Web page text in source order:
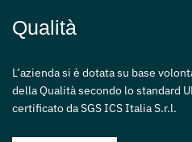
Qualità
L’azienda si è dotata su base
della Qualità secondo lo standard
certificato da SGS ICS Italia S.r.l.